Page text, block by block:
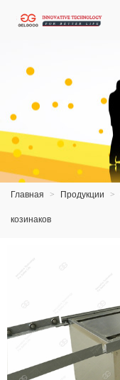
Главная > Продукции >
козинаков